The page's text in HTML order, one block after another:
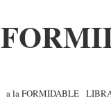
a la FORMIDABLE